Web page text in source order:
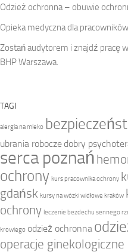
Odzież ochronna – obuwie
Opieka medyczna dla pracowników
Zostań audytorem i znajdź pracę
BHP Warszawa.
TAGI
alergia na mleko
ubrania robocze dobry
serca poznań
ochrony kurs pracownika ochrony
gdańsk kursy na wózki widłowe kraków
ochrony leczenie bezdechu sennego
krowiego odzież ochronna
operacje